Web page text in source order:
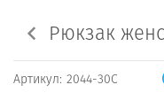
Рюкзак
Артикул: 2044-30С